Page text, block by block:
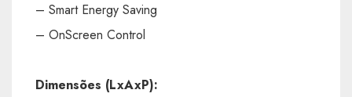
– Smart Energy Saving
– OnScreen Control
Dimensões (LxAxP):